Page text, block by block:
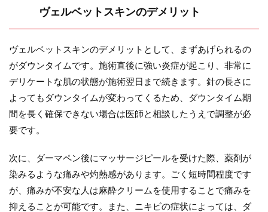
ヴェルベットスキンのデメリット
ヴェルベットスキンのデメリットとして、まずあげられるの
がダウンタイムです。施術直後に強い炎症が起こり、非常に
デリケートな肌の状態が施術翌日まで続きます。針の長さに
よってもダウンタイムが変わってくるため、ダウンタイム期
間を長く確保できない場合は医師と相談したうえで調整が必
要です。
次に、ダーマペン後にマッサージピールを受けた際、薬剤が
染みるような痛みや灼熱感があります。ごく短時間程度です
が、痛みが不安な人は麻酔クリームを使用することで痛みを
抑えることが可能です。また、ニキビの症状によっては、ダ